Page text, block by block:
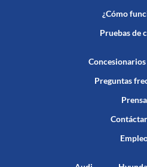
¿Cómo
Pruebas de
Preguntas
Prensa